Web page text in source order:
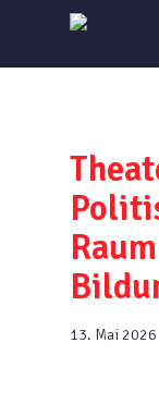
main
13. Mai 2026